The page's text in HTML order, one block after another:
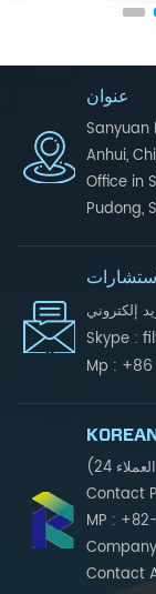
عنوان
Sanyuan
Anhui,
Office in
Pudong,
Skype :
Mp : +86
Contact
MP :
Contact